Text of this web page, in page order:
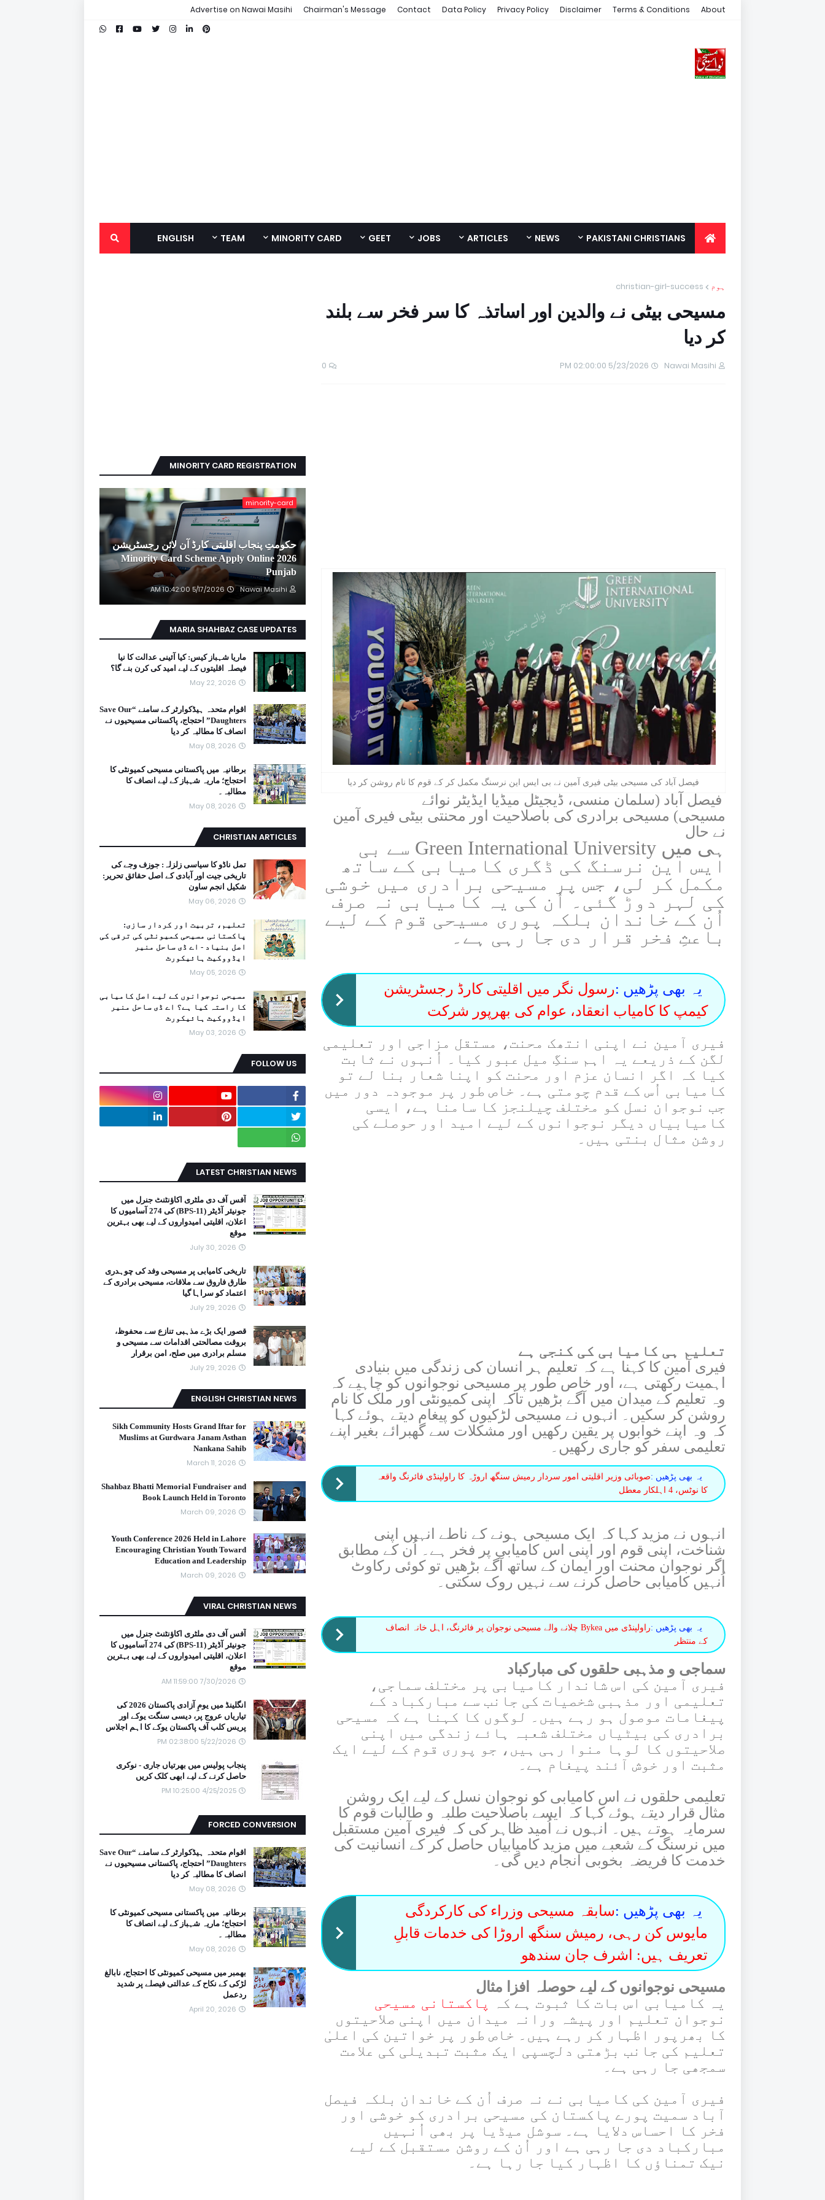
About
Terms & Conditions
Disclaimer
Privacy Policy
Data Policy
Contact
Chairman's Message
Advertise on Nawai Masihi
PAKISTANI CHRISTIANS
NEWS
ARTICLES
JOBS
GEET
MINORITY CARD
TEAM
ENGLISH
ہوم christian-girl-success
مسیحی بیٹی نے والدین اور اساتذہ کا سر فخر سے بلند
کر دیا
Nawai Masihi
5/23/2026 02:00:00 PM
0
فیصل آباد کی مسیحی بیٹی فیری آمین نے بی ایس این نرسنگ مکمل کر کے قوم کا نام روشن کر دیا
فیصل آباد (سلمان منسی، ڈیجیٹل میڈیا ایڈیٹر نوائے
مسیحی) مسیحی برادری کی باصلاحیت اور محنتی بیٹی فیری آمین
نے حال
ہی میں Green International University سے بی
ایس این نرسنگ کی ڈگری کامیابی کے ساتھ
مکمل کر لی، جس پر مسیحی برادری میں خوشی
کی لہر دوڑ گئی۔ اُن کی یہ کامیابی نہ صرف
اُن کے خاندان بلکہ پوری مسیحی قوم کے لیے
باعثِ فخر قرار دی جا رہی ہے۔
یہ بھی پڑھیں :رسول نگر میں اقلیتی کارڈ رجسٹریشن
کیمپ کا کامیاب انعقاد، عوام کی بھرپور شرکت
فیری آمین نے اپنی انتھک محنت، مستقل مزاجی اور تعلیمی
لگن کے ذریعے یہ اہم سنگِ میل عبور کیا۔ اُنہوں نے ثابت
کیا کہ اگر انسان عزم اور محنت کو اپنا شعار بنا لے تو
کامیابی اُس کے قدم چومتی ہے۔ خاص طور پر موجودہ دور میں
جب نوجوان نسل کو مختلف چیلنجز کا سامنا ہے، ایسی
کامیابیاں دیگر نوجوانوں کے لیے امید اور حوصلے کی
روشن مثال بنتی ہیں۔
تعلیم ہی کامیابی کی کنجی ہے
فیری آمین کا کہنا ہے کہ تعلیم ہر انسان کی زندگی میں بنیادی
اہمیت رکھتی ہے، اور خاص طور پر مسیحی نوجوانوں کو چاہیے کہ
وہ تعلیم کے میدان میں آگے بڑھیں تاکہ اپنی کمیونٹی اور ملک کا نام
روشن کر سکیں۔ انہوں نے مسیحی لڑکیوں کو پیغام دیتے ہوئے کہا
کہ وہ اپنے خوابوں پر یقین رکھیں اور مشکلات سے گھبرائے بغیر اپنے
تعلیمی سفر کو جاری رکھیں۔
یہ بھی پڑھیں :صوبائی وزیر اقلیتی امور سردار رمیش سنگھ اروڑہ کا راولپنڈی فائرنگ واقعہ
کا نوٹس، 4 اہلکار معطل
انہوں نے مزید کہا کہ ایک مسیحی ہونے کے ناطے انہیں اپنی
شناخت، اپنی قوم اور اپنی اس کامیابی پر فخر ہے۔ اُن کے مطابق
اگر نوجوان محنت اور ایمان کے ساتھ آگے بڑھیں تو کوئی رکاوٹ
اُنہیں کامیابی حاصل کرنے سے نہیں روک سکتی۔
یہ بھی پڑھیں :
راولپنڈی میں Bykea چلانے والے مسیحی نوجوان پر فائرنگ، اہل خانہ انصاف
کے منتظر
سماجی و مذہبی حلقوں کی مبارکباد
فیری آمین کی اس شاندار کامیابی پر مختلف سماجی،
تعلیمی اور مذہبی شخصیات کی جانب سے مبارکباد کے
پیغامات موصول ہو رہے ہیں۔ لوگوں کا کہنا ہے کہ مسیحی
برادری کی بیٹیاں مختلف شعبہ ہائے زندگی میں اپنی
صلاحیتوں کا لوہا منوا رہی ہیں، جو پوری قوم کے لیے ایک
مثبت اور خوش آئند پیغام ہے۔
تعلیمی حلقوں نے اس کامیابی کو نوجوان نسل کے لیے ایک روشن
مثال قرار دیتے ہوئے کہا کہ ایسے باصلاحیت طلبہ و طالبات قوم کا
سرمایہ ہوتے ہیں۔ انہوں نے اُمید ظاہر کی کہ فیری آمین مستقبل
میں نرسنگ کے شعبے میں مزید کامیابیاں حاصل کر کے انسانیت کی
خدمت کا فریضہ بخوبی انجام دیں گی۔
یہ بھی پڑھیں :سابقہ مسیحی وزراء کی کارکردگی
مایوس کن رہی، رمیش سنگھ اروڑا کی خدمات قابلِ
تعریف ہیں: اشرف جان سندھو
مسیحی نوجوانوں کے لیے حوصلہ افزا مثال
یہ کامیابی اس بات کا ثبوت ہے کہ
پاکستانی مسیحی
نوجوان تعلیم اور پیشہ ورانہ میدان میں اپنی صلاحیتوں
کا بھرپور اظہار کر رہے ہیں۔ خاص طور پر خواتین کی اعلیٰ
تعلیم کی جانب بڑھتی دلچسپی ایک مثبت تبدیلی کی علامت
سمجھی جا رہی ہے۔
فیری آمین کی کامیابی نے نہ صرف اُن کے خاندان بلکہ فیصل
آباد سمیت پورے پاکستان کی مسیحی برادری کو خوشی اور
فخر کا احساس دلایا ہے۔ سوشل میڈیا پر بھی اُنہیں
مبارکباد دی جا رہی ہے اور اُن کے روشن مستقبل کے لیے
نیک تمناؤں کا اظہار کیا جا رہا ہے۔
MINORITY CARD REGISTRATION
minority-card
حکومتِ پنجاب اقلیتی کارڈ آن لائن رجسٹریشن
2026 Minority Card Scheme Apply Online
Punjab
Nawai Masihi
5/17/2026 10:42:00 AM
MARIA SHAHBAZ CASE UPDATES
ماریا شہباز کیس: کیا آئینی عدالت کا نیا
فیصلہ اقلیتوں کے لیے امید کی کرن بنے گا؟
May 22, 2026
اقوام متحدہ ہیڈکوارٹر کے سامنے “Save Our
Daughters” احتجاج، پاکستانی مسیحیوں نے
انصاف کا مطالبہ کر دیا
May 08, 2026
برطانیہ میں پاکستانی مسیحی کمیونٹی کا
احتجاج؛ ماریہ شہباز کے لیے انصاف کا
مطالبہ۔
May 08, 2026
CHRISTIAN ARTICLES
تمل ناڈو کا سیاسی زلزلہ: جوزف وجے کی
تاریخی جیت اور آبادی کے اصل حقائق تحریر:
شکیل انجم ساون
May 06, 2026
تعلیم، تربیت اور کردار سازی:
پاکستانی مسیحی کمیونٹی کی ترقی کی
اصل بنیاد - اے ڈی ساحل منیر
ایڈووکیٹ ہائیکورٹ
May 05, 2026
مسیحی نوجوانوں کے لیے اصل کامیابی
کا راستہ کیا ہے؟ اے ڈی ساحل منیر
ایڈووکیٹ ہائیکورٹ
May 03, 2026
FOLLOW US
LATEST CHRISTIAN NEWS
آفس آف دی ملٹری اکاؤنٹنٹ جنرل میں
جونیئر آڈیٹر (BPS-11) کی 274 آسامیوں کا
اعلان، اقلیتی امیدواروں کے لیے بھی بہترین
موقع
July 30, 2026
تاریخی کامیابی پر مسیحی وفد کی چوہدری
طارق فاروق سے ملاقات، مسیحی برادری کے
اعتماد کو سراہا گیا
July 29, 2026
قصور ایک بڑے مذہبی تنازع سے محفوظ،
بروقت مصالحتی اقدامات سے مسیحی و
مسلم برادری میں صلح، امن برقرار
July 29, 2026
ENGLISH CHRISTIAN NEWS
Sikh Community Hosts Grand Iftar for
Muslims at Gurdwara Janam Asthan
Nankana Sahib
March 11, 2026
Shahbaz Bhatti Memorial Fundraiser and
Book Launch Held in Toronto
March 09, 2026
Youth Conference 2026 Held in Lahore
Encouraging Christian Youth Toward
Education and Leadership
March 09, 2026
VIRAL CHRISTIAN NEWS
آفس آف دی ملٹری اکاؤنٹنٹ جنرل میں
جونیئر آڈیٹر (BPS-11) کی 274 آسامیوں کا
اعلان، اقلیتی امیدواروں کے لیے بھی بہترین
موقع
7/30/2026 11:59:00 AM
انگلینڈ میں یومِ آزادی پاکستان 2026 کی
تیاریاں عروج پر، دیسی سنگت یوکے اور
پریس کلب آف پاکستان یوکے کا اہم اجلاس
5/22/2026 02:38:00 PM
پنجاب پولیس میں بھرتیاں جاری - نوکری
حاصل کرنے کے لیے ابھی کلک کریں
4/25/2025 10:25:00 PM
FORCED CONVERSION
اقوام متحدہ ہیڈکوارٹر کے سامنے “Save Our
Daughters” احتجاج، پاکستانی مسیحیوں نے
انصاف کا مطالبہ کر دیا
May 08, 2026
برطانیہ میں پاکستانی مسیحی کمیونٹی کا
احتجاج؛ ماریہ شہباز کے لیے انصاف کا
مطالبہ۔
May 08, 2026
بھمبر میں مسیحی کمیونٹی کا احتجاج، نابالغ
لڑکی کے نکاح کے عدالتی فیصلے پر شدید
ردعمل
April 20, 2026